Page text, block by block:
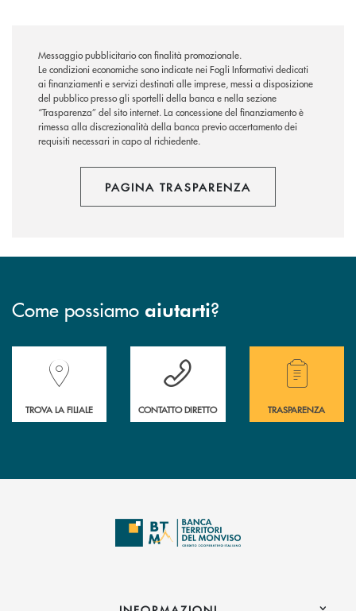
Messaggio pubblicitario con finalità promozionale.
Le condizioni economiche sono indicate nei Fogli Informativi dedicati
ai finanziamenti e servizi destinati alle imprese, messi a disposizione
del pubblico presso gli sportelli della banca e nella sezione
“Trasparenza” del sito internet. La concessione del finanziamento è
rimessa alla discrezionalità della banca previo accertamento dei
requisiti necessari in capo al richiedente.
PAGINA TRASPARENZA
Come possiamo aiutarti?
Accedi all' elenco completo delle filiali della Banca.
TROVA LA FILIALE
Hai bisogno di assistenza immediata?
CONTATTO DIRETTO
Hai bisogno di
TRASPARENZA